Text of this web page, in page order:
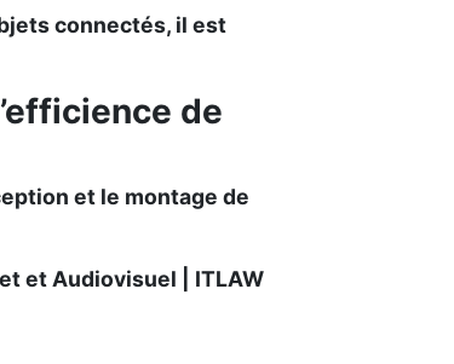
connectés, il est
de
et le montage de
et Audiovisuel | ITLAW